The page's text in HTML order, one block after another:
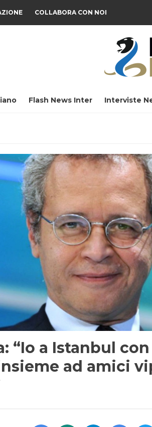
COLLABORA CON NOI
Flash News Inter Interviste
“Io a Istanbul
ad amici